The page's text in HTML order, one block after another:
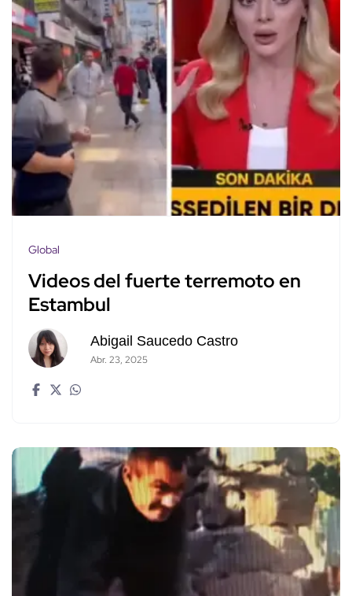
Global
Videos del fuerte terremoto en
Estambul
Abigail Saucedo Castro
Abr. 23, 2025